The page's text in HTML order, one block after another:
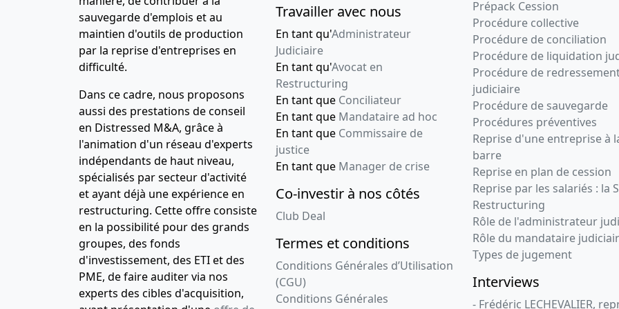
sauvegarde d'emplois et au
maintien d'outils de production
par la reprise d'entreprises en
difficulté.
Dans ce cadre, nous proposons
aussi des prestations de conseil
en Distressed M&A, grâce à
l'animation d'un réseau d'experts
indépendants de haut niveau,
spécialisés par secteur d'activité
et ayant déjà une expérience en
restructuring. Cette offre consiste
en la possibilité pour des grands
groupes, des fonds
d'investissement, des ETI et des
PME, de faire auditer via nos
experts des cibles d'acquisition,
Travailler avec nous
En tant qu'Administrateur
Judiciaire
En tant qu'Avocat en
Restructuring
En tant que Conciliateur
En tant que Mandataire ad hoc
En tant que Commissaire de
justice
En tant que Manager de crise
Co-investir à nos côtés
Club Deal
Termes et conditions
Conditions Générales d’Utilisation
(CGU)
Conditions Générales
Prépack Cession
Procédure collective
Procédure de conciliation
Procédure de liquidation
Procédure de
judiciaire
Procédure de sauvegarde
Procédures préventives
Reprise d'une entreprise à
barre
Reprise en plan de cession
Reprise par les salariés : la
Restructuring
Rôle de l'administrateur
Rôle du mandataire
Types de jugement
Interviews
- Frédéric LECHEVALIER,